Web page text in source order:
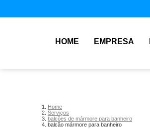
HOME EMPRESA
Home
Serviços
balcões de mármore para banheiro
balcão mármore para banheiro